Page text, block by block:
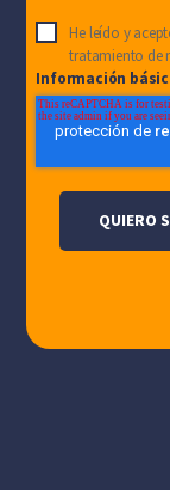
He leído y
tratamiento de
Información